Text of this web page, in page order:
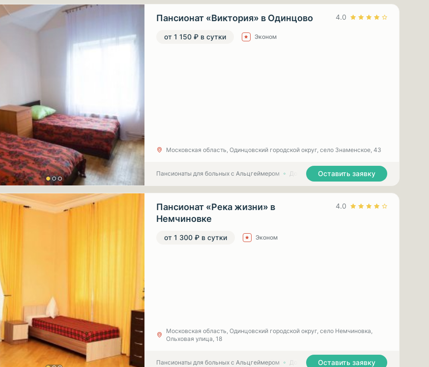
Пансионат «Виктория» в Одинцово 4.0
от 1 150 ₽ в сутки Эконом
Московская область, Одинцовский городской округ, село Знаменское, 43
Пансионаты для больных с Альцгеймером Дома престарелых для больных с Паркинсоном
Оставить заявку
Пансионат «Река жизни» в
Немчиновке
4.0
от 1 300 ₽ в сутки Эконом
Московская область, Одинцовский городской округ, село Немчиновка,
Ольховая улица, 18
Пансионаты для больных с Альцгеймером Дома престарелых для больных с Паркинсоном
Оставить заявку